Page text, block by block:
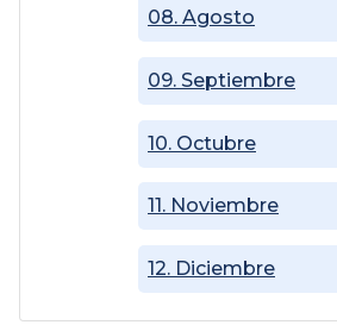
08. Agosto
09. Septiembre
10. Octubre
11. Noviembre
12. Diciembre